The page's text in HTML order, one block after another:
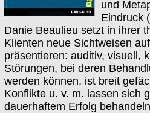
und
Eindruck
Danie Beaulieu setzt in ihrer
Klienten neue Sichtweisen
präsentieren: auditiv, visuell,
Störungen, bei deren
werden können, ist breit
Konflikte u. v. m. lassen sich
dauerhaftem Erfolg behandeln